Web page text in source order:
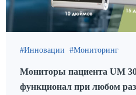
Инновации Мониторинг
Мониторы пациента UM
функционал при любом